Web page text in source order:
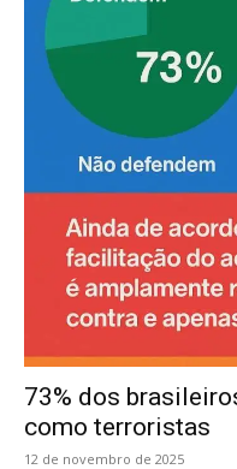
73% dos
como terroristas
12 de novembro de 2025